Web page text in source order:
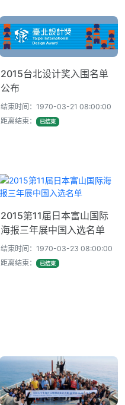
2015台北设计奖入围名单
公布
结束时间：1970-03-21 08:00:00
距离结束：
已结束
2015第11届日本富山国际
海报三年展中国入选名单
结束时间：1970-03-23 08:00:00
距离结束：
已结束